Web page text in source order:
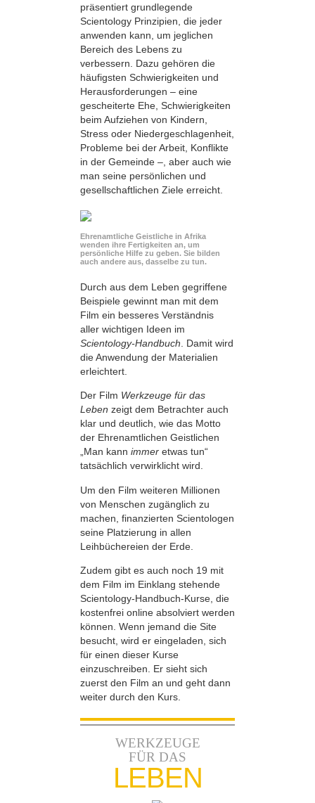
präsentiert grundlegende
Scientology Prinzipien, die jeder
anwenden kann, um jeglichen
Bereich des Lebens zu
verbessern. Dazu gehören die
häufigsten Schwierigkeiten und
Herausforderungen – eine
gescheiterte Ehe, Schwierigkeiten
beim Aufziehen von Kindern,
Stress oder Niedergeschlagenheit,
Probleme bei der Arbeit, Konflikte
in der Gemeinde –, aber auch wie
man seine persönlichen und
gesellschaftlichen Ziele erreicht.
Ehrenamtliche Geistliche in Afrika
wenden ihre Fertigkeiten an, um
persönliche Hilfe zu geben. Sie bilden
auch andere aus, dasselbe zu tun.
Durch aus dem Leben gegriffene
Beispiele gewinnt man mit dem
Film ein besseres Verständnis
aller wichtigen Ideen im
Scientology-Handbuch . Damit wird
die Anwendung der Materialien
erleichtert.
Der Film Werkzeuge für das
Leben zeigt dem Betrachter auch
klar und deutlich, wie das Motto
der Ehrenamtlichen Geistlichen
„Man kann immer etwas tun“
tatsächlich verwirklicht wird.
Um den Film weiteren Millionen
von Menschen zugänglich zu
machen, finanzierten Scientologen
seine Platzierung in allen
Leihbüchereien der Erde.
Zudem gibt es auch noch 19 mit
dem Film im Einklang stehende
Scientology-Handbuch-Kurse, die
kostenfrei online absolviert werden
können. Wenn jemand die Site
besucht, wird er eingeladen, sich
für einen dieser Kurse
einzuschreiben. Er sieht sich
zuerst den Film an und geht dann
weiter durch den Kurs.
WERKZEUGE
FÜR DAS
LEBEN